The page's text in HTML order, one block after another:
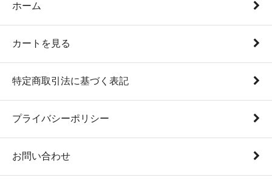
ホーム
カートを見る
特定商取引法に基づく表記
プライバシーポリシー
お問い合わせ